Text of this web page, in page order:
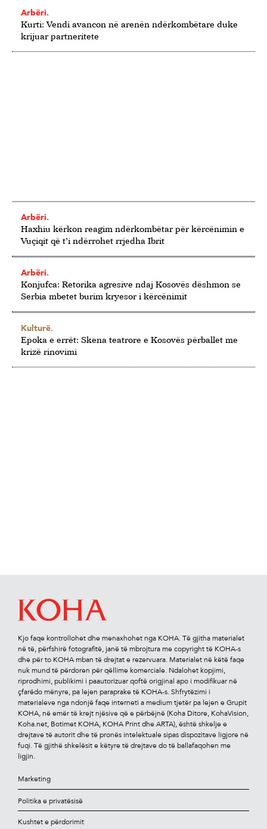
Arbëri.
Kurti: Vendi avancon në arenën ndërkombëtare duke
krijuar partneritete
Arbëri.
Haxhiu kërkon reagim ndërkombëtar për kërcënimin e
Vuçiqit që t’i ndërrohet rrjedha Ibrit
Arbëri.
Konjufca: Retorika agresive ndaj Kosovës dëshmon se
Serbia mbetet burim kryesor i kërcënimit
Kulturë.
Epoka e errët: Skena teatrore e Kosovës përballet me
krizë rinovimi
Kjo faqe kontrollohet dhe menaxhohet nga KOHA. Të gjitha materialet
në të, përfshirë fotograﬁtë, janë të mbrojtura me copyright të KOHA-s
dhe për to KOHA mban të drejtat e rezervuara. Materialet në këtë faqe
nuk mund të përdoren për qëllime komerciale. Ndalohet kopjimi,
riprodhimi, publikimi i paautorizuar qoftë origjinal apo i modiﬁkuar në
çfarëdo mënyre, pa lejen paraprake të KOHA-s. Shfrytëzimi i
materialeve nga ndonjë faqe interneti a medium tjetër pa lejen e Grupit
KOHA, në emër të krejt njësive që e përbëjnë (Koha Ditore, KohaVision,
Koha.net, Botimet KOHA, KOHA Print dhe ARTA), është shkelje e
drejtave të autorit dhe të pronës intelektuale sipas dispozitave ligjore në
fuqi. Të gjithë shkelësit e këtyre të drejtave do të ballafaqohen me
ligjin.
Marketing
Politika e privatësisë
Kushtet e përdorimit